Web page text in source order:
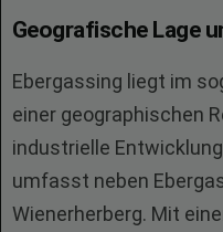
Geografische Lage
Ebergassing liegt im
einer geographischen
industrielle
umfasst neben
Wienerherberg. Mit